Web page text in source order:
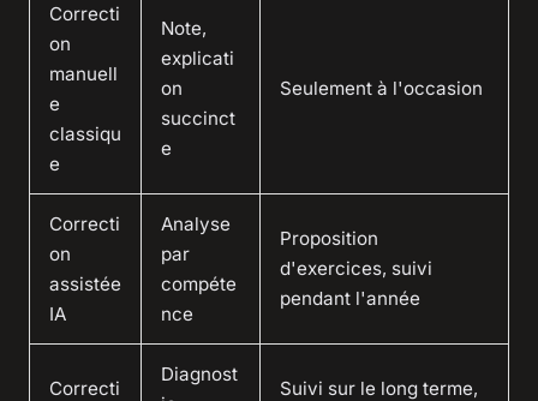
Correcti
on
manuell
e
classiqu
e
Note,
explicati
on
succinct
e
Seulement à l'occasion
Correcti
on
assistée
IA
Analyse
par
compéte
nce
Proposition
d'exercices, suivi
pendant l'année
Correcti
Diagnost
Suivi sur le long terme,